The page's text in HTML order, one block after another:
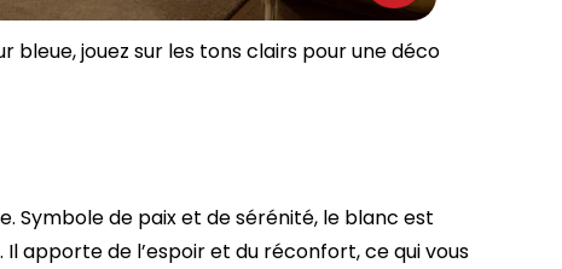
bleue, jouez sur les tons clairs pour une déco
Symbole de paix et de sérénité, le blanc est
apporte de l’espoir et du réconfort, ce qui vous